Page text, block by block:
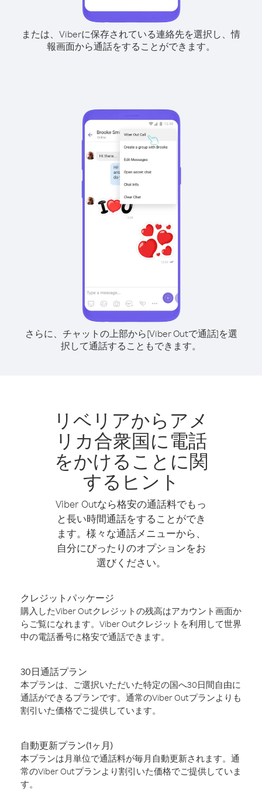
または、Viberに保存されている連絡先を選択し、情
報画面から通話をすることができます。
さらに、チャットの上部から[Viber Outで通話]を選
択して通話することもできます。
リベリアからアメ
リカ合衆国に電話
をかけることに関
するヒント
Viber Outなら格安の通話料でもっ
と長い時間通話をすることができ
ます。様々な通話メニューから、
自分にぴったりのオプションをお
選びください。
クレジットパッケージ
購入したViber Outクレジットの残高はアカウント画面か
らご覧になれます。Viber Outクレジットを利用して世界
中の電話番号に格安で通話できます。
30日通話プラン
本プランは、ご選択いただいた特定の国へ30日間自由に
通話ができるプランです。通常のViber Outプランよりも
割引いた価格でご提供しています。
自動更新プラン(1ヶ月)
本プランは月単位で通話料が毎月自動更新されます。通
常のViber Outプランより割引いた価格でご提供していま
す。